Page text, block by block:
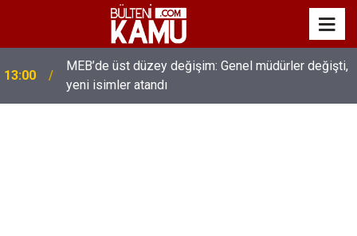
13:00
MEB’de üst düzey değişim: Genel müdürler değişti,
yeni isimler atandı